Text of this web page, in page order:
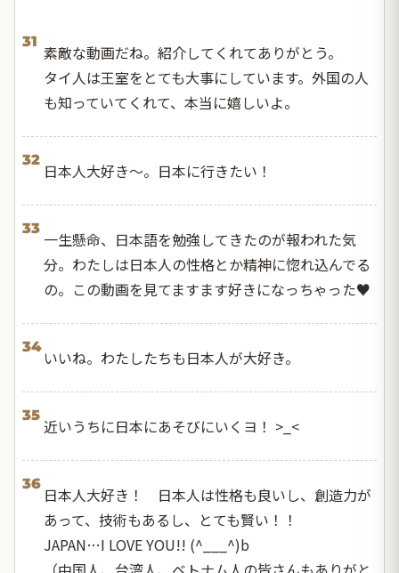
31
素敵な動画だね。紹介してくれてありがとう。
タイ人は王室をとても大事にしています。外国の人
も知っていてくれて、本当に嬉しいよ。
32
日本人大好き～。日本に行きたい！
33
一生懸命、日本語を勉強してきたのが報われた気
分。わたしは日本人の性格とか精神に惚れ込んでる
の。この動画を見てますます好きになっちゃった♥
34
いいね。わたしたちも日本人が大好き。
35
近いうちに日本にあそびにいくヨ！ >_<
36
日本人大好き！ 日本人は性格も良いし、創造力が
あって、技術もあるし、とても賢い！！
JAPAN…I LOVE YOU!! (^___^)b